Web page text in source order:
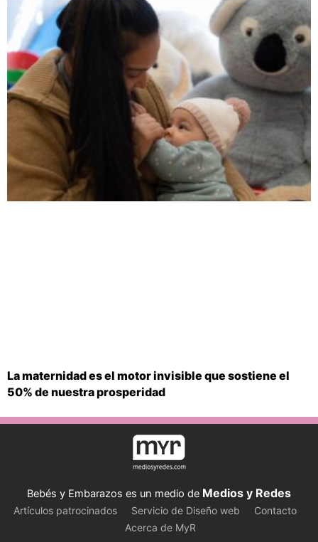
La maternidad es el motor invisible que sostiene el
50% de nuestra prosperidad
Bebés y Embarazos es un medio de Medios y Redes
Artículos patrocinados Servicio de Diseño web
Contacto
Acerca de MyR